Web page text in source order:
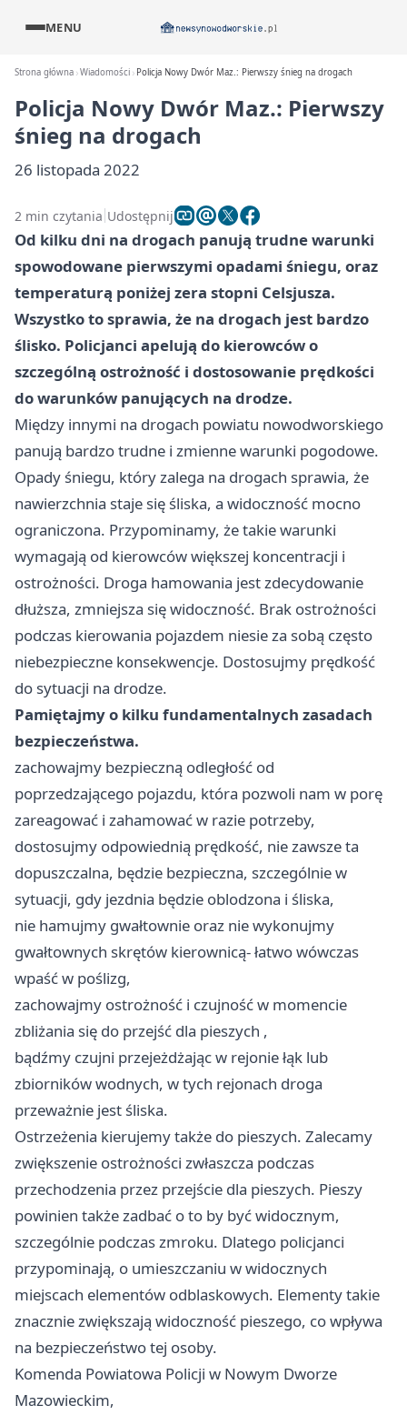
MENU
Strona główna Wiadomości Policja Nowy Dwór Maz.: Pierwszy śnieg na drogach
Policja Nowy Dwór Maz.: Pierwszy
śnieg na drogach
26 listopada 2022
2 min czytania Udostępnij
Od kilku dni na drogach panują trudne warunki
spowodowane pierwszymi opadami śniegu, oraz
temperaturą poniżej zera stopni Celsjusza.
Wszystko to sprawia, że na drogach jest bardzo
ślisko. Policjanci apelują do kierowców o
szczególną ostrożność i dostosowanie prędkości
do warunków panujących na drodze.
Między innymi na drogach powiatu nowodworskiego
panują bardzo trudne i zmienne warunki pogodowe.
Opady śniegu, który zalega na drogach sprawia, że
nawierzchnia staje się śliska, a widoczność mocno
ograniczona. Przypominamy, że takie warunki
wymagają od kierowców większej koncentracji i
ostrożności. Droga hamowania jest zdecydowanie
dłuższa, zmniejsza się widoczność. Brak ostrożności
podczas kierowania pojazdem niesie za sobą często
niebezpieczne konsekwencje. Dostosujmy prędkość
do sytuacji na drodze.
Pamiętajmy o kilku fundamentalnych zasadach
bezpieczeństwa.
zachowajmy bezpieczną odległość od
poprzedzającego pojazdu, która pozwoli nam w porę
zareagować i zahamować w razie potrzeby,
dostosujmy odpowiednią prędkość, nie zawsze ta
dopuszczalna, będzie bezpieczna, szczególnie w
sytuacji, gdy jezdnia będzie oblodzona i śliska,
nie hamujmy gwałtownie oraz nie wykonujmy
gwałtownych skrętów kierownicą- łatwo wówczas
wpaść w poślizg,
zachowajmy ostrożność i czujność w momencie
zbliżania się do przejść dla pieszych ,
bądźmy czujni przejeżdżając w rejonie łąk lub
zbiorników wodnych, w tych rejonach droga
przeważnie jest śliska.
Ostrzeżenia kierujemy także do pieszych. Zalecamy
zwiększenie ostrożności zwłaszcza podczas
przechodzenia przez przejście dla pieszych. Pieszy
powinien także zadbać o to by być widocznym,
szczególnie podczas zmroku. Dlatego policjanci
przypominają, o umieszczaniu w widocznych
miejscach elementów odblaskowych. Elementy takie
znacznie zwiększają widoczność pieszego, co wpływa
na bezpieczeństwo tej osoby.
Komenda Powiatowa Policji w Nowym Dworze
Mazowieckim,